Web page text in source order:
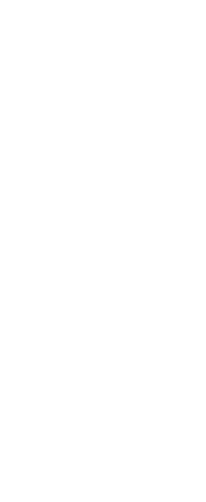
で0.7 km